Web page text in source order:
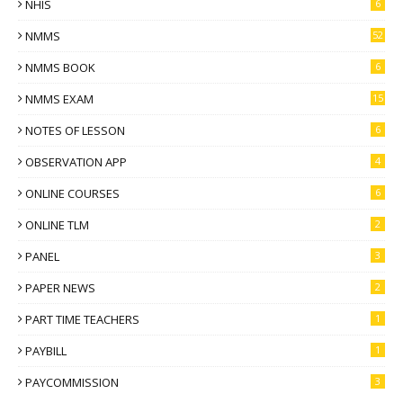
NHIS 6
NMMS 52
NMMS BOOK 6
NMMS EXAM 15
NOTES OF LESSON 6
OBSERVATION APP 4
ONLINE COURSES 6
ONLINE TLM 2
PANEL 3
PAPER NEWS 2
PART TIME TEACHERS 1
PAYBILL 1
PAYCOMMISSION 3